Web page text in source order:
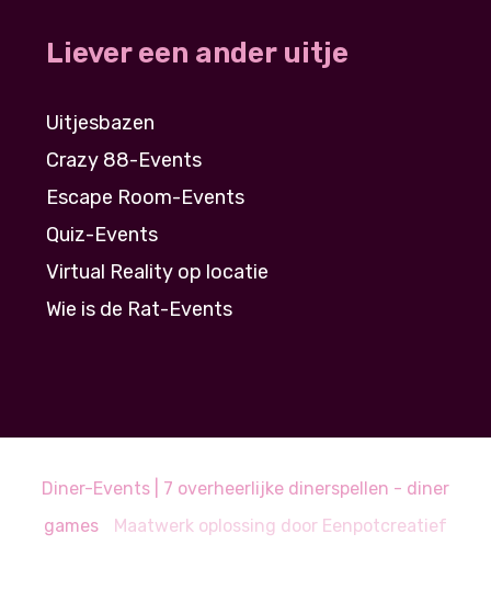
Liever een ander uitje
Uitjesbazen
Crazy 88-Events
Escape Room-Events
Quiz-Events
Virtual Reality op locatie
Wie is de Rat-Events
Diner-Events | 7 overheerlijke dinerspellen - diner
games
Maatwerk oplossing door Eenpotcreatief